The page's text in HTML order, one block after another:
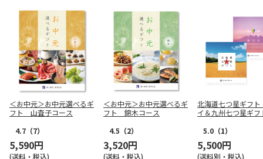
＜お中元＞お中元選べるギ
フト 山査子コース
4.7 （7）
5,590円
(送料・税込)
＜お中元＞お中元選べるギ
フト 錦木コース
4.5 （2）
3,520円
(送料・税込)
北海道七つ星ギフ
イ＆九州七つ星ギ
5.0 （1）
5,500円
(送料別・税込)